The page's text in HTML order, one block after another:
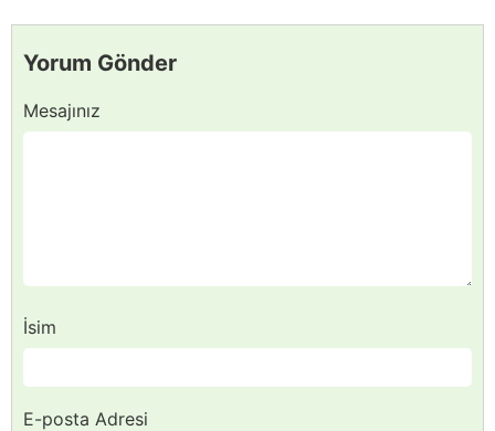
Yorum Gönder
Mesajınız
İsim
E-posta Adresi